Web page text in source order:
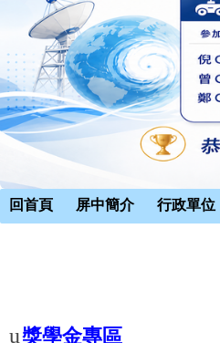
回首頁 屏中簡介 行政單位
u獎學金專區